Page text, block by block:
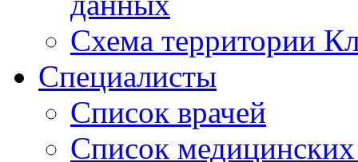
Схема территории
Специалисты
Список врачей
Список медицинских